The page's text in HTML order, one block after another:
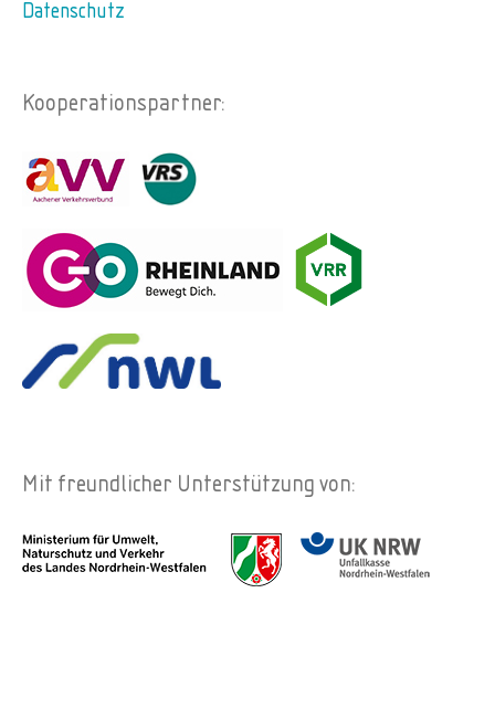
Datenschutz
Kooperationspartner:
Mit freundlicher Unterstützung von: